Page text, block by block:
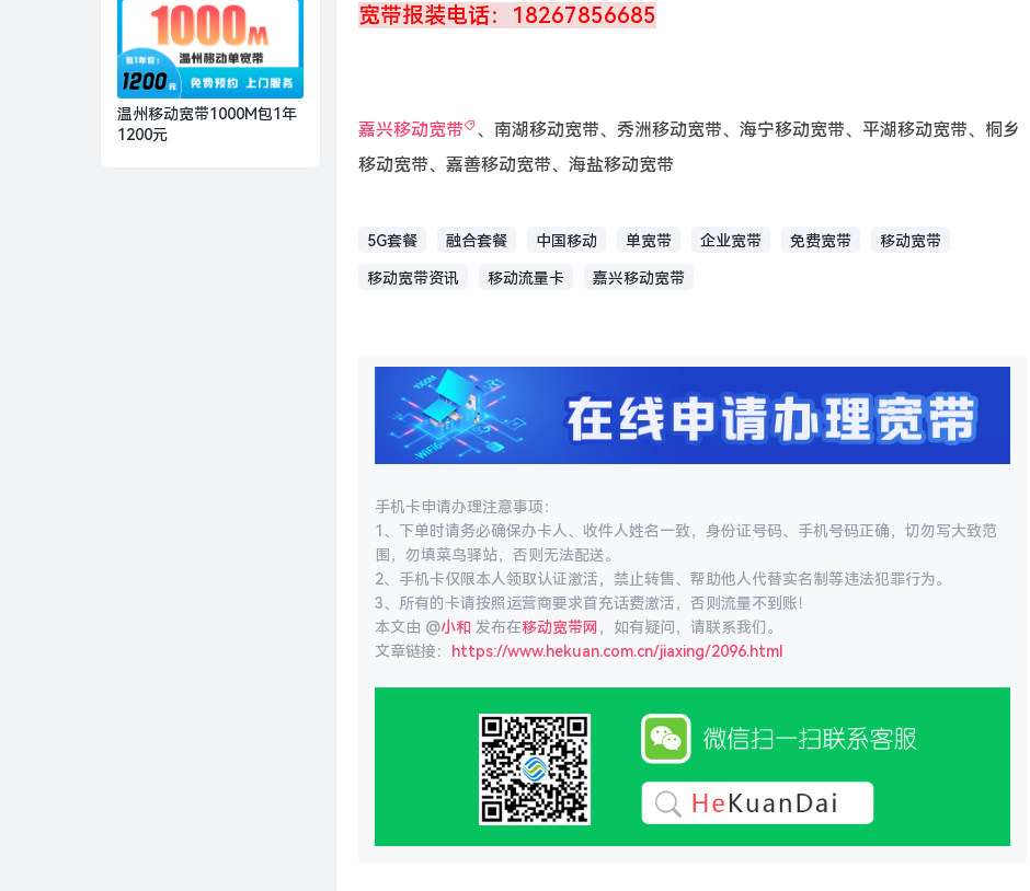
宽带报装电话：18267856685
嘉兴移动宽带
、南湖移动宽带、秀洲移动宽带、海宁移动宽带、平湖移动宽带、桐乡
移动宽带、嘉善移动宽带、海盐移动宽带
5G套餐 融合套餐 中国移动 单宽带 企业宽带 免费宽带 移动宽带
移动宽带资讯 移动流量卡 嘉兴移动宽带
手机卡申请办理注意事项：
1、下单时请务必确保办卡人、收件人姓名一致，身份证号码、手机号码正确，切勿写大致范
围，勿填菜鸟驿站，否则无法配送。
2、手机卡仅限本人领取认证激活，禁止转售、帮助他人代替实名制等违法犯罪行为。
3、所有的卡请按照运营商要求首充话费激活，否则流量不到账！
本文由 @小和 发布在移动宽带网 ，如有疑问，请联系我们。
文章链接：
https://www.hekuan.com.cn/jiaxing/2096.html
温州移动宽带1000M包1年
1200元